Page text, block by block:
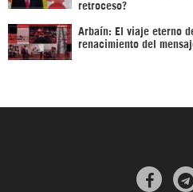
retroceso?
Arbaín: El viaje eterno
renacimiento del